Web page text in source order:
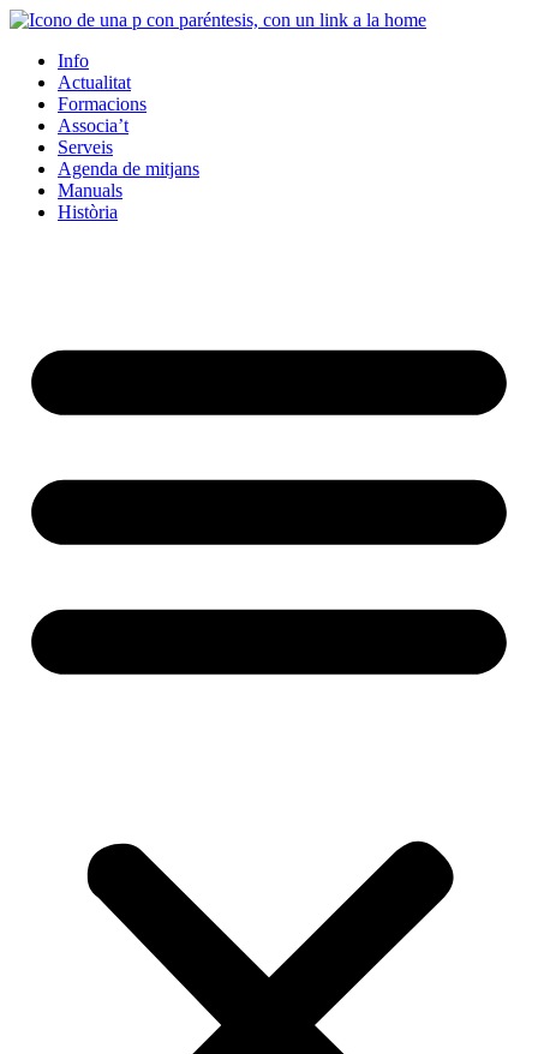
Info
Actualitat
Formacions
Associa’t
Serveis
Agenda de mitjans
Manuals
Història